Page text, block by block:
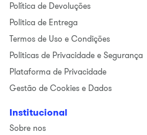
Política de Devoluções
Politica de Entrega
Termos de Uso e Condições
Politicas de Privacidade e Segurança
Plataforma de Privacidade
Gestão de Cookies e Dados
Institucional
Sobre nos